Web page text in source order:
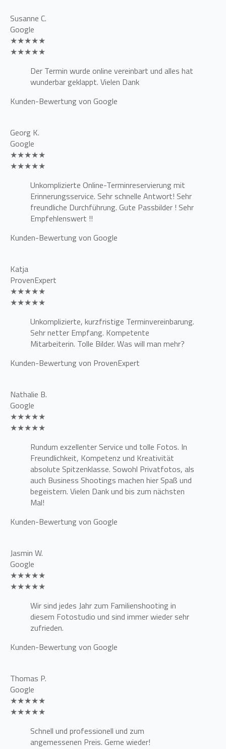
Susanne C.
Google
★★★★★
★★★★★
Der Termin wurde online vereinbart und alles hat
wunderbar geklappt. Vielen Dank
Kunden-Bewertung von Google
Georg K.
Google
★★★★★
★★★★★
Unkomplizierte Online-Terminreservierung mit
Erinnerungsservice. Sehr schnelle Antwort! Sehr
freundliche Durchführung. Gute Passbilder ! Sehr
Empfehlenswert !!
Kunden-Bewertung von Google
Katja
ProvenExpert
★★★★★
★★★★★
Unkomplizierte, kurzfristige Terminvereinbarung.
Sehr netter Empfang. Kompetente
Mitarbeiterin. Tolle Bilder. Was will man mehr?
Kunden-Bewertung von ProvenExpert
Nathalie B.
Google
★★★★★
★★★★★
Rundum exzellenter Service und tolle Fotos. In
Freundlichkeit, Kompetenz und Kreativität
absolute Spitzenklasse. Sowohl Privatfotos, als
auch Business Shootings machen hier Spaß und
begeistern. Vielen Dank und bis zum nächsten
Mal!
Kunden-Bewertung von Google
Jasmin W.
Google
★★★★★
★★★★★
Wir sind jedes Jahr zum Familienshooting in
diesem Fotostudio und sind immer wieder sehr
zufrieden.
Kunden-Bewertung von Google
Thomas P.
Google
★★★★★
★★★★★
Schnell und professionell und zum
angemessenen Preis. Gerne wieder!